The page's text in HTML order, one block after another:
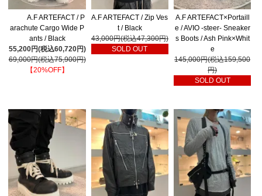
A.F ARTEFACT / P
arachute Cargo Wide P
ants / Black
55,200円(税込60,720円)
69,000円(税込75,900円)
【20%OFF】
A.F ARTEFACT / Zip Ves
t / Black
43,000円(税込47,300円)
SOLD OUT
A.F ARTEFACT×Portaill
e / AVIO -steer- Sneaker
s Boots / Ash Pink×Whit
e
145,000円(税込159,500
円)
SOLD OUT